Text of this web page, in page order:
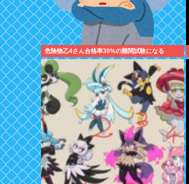
危険物乙4さん合格率30%の難関試験になる